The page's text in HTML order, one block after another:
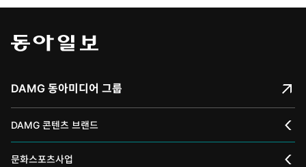
DAMG 동아미디어 그룹
DAMG 콘텐츠 브랜드
채널A
문화스포츠사업